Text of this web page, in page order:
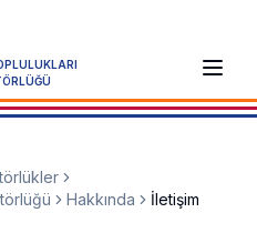
Hakkında İletişim